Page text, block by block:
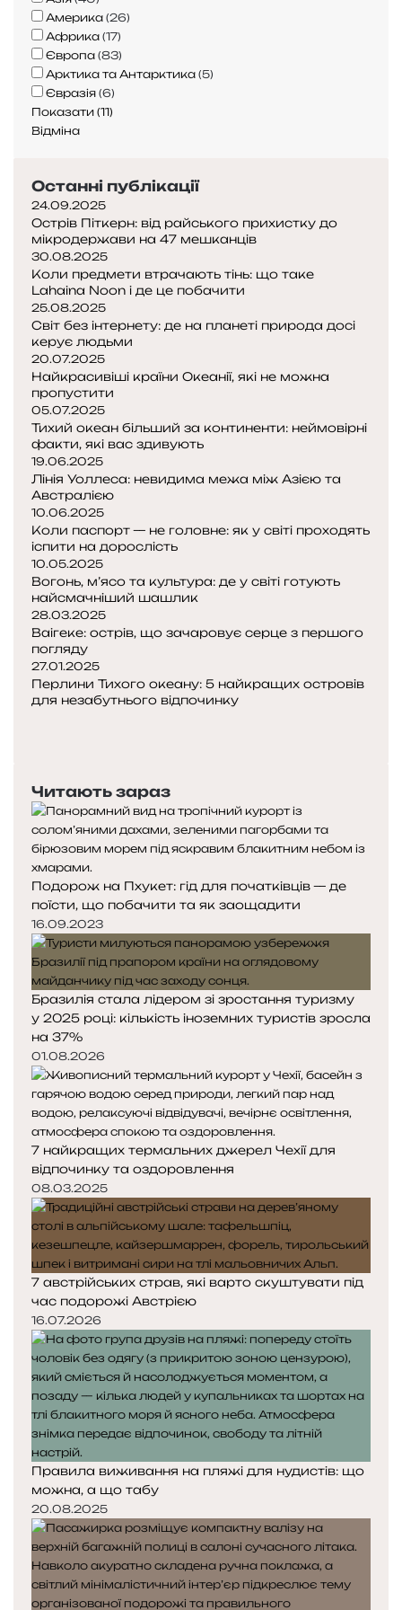
е
з
а
б
у
т
н
г
о
в
і
д
п
о
ч
и
н
к
у
р
о
д
и
А
в
с
а
л
і
ї
Америка (26)
Африка (17)
Європа (83)
Арктика та Антарктика (5)
Євразія (6)
Показати (11)
Відміна
Останні публікації
24.09.2025
Острів Піткерн: від райського прихистку до
мікродержави на 47 мешканців
30.08.2025
Коли предмети втрачають тінь: що таке
Lahaina Noon і де це побачити
25.08.2025
Світ без інтернету: де на планеті природа досі
керує людьми
20.07.2025
Найкрасивіші країни Океанії, які не можна
пропустити
05.07.2025
Тихий океан більший за континенти: неймовірні
факти, які вас здивують
19.06.2025
Лінія Уоллеса: невидима межа між Азією та
Австралією
10.06.2025
Коли паспорт — не головне: як у світі проходять
іспити на дорослість
10.05.2025
Вогонь, м’ясо та культура: де у світі готують
найсмачніший шашлик
28.03.2025
Ваігеке: острів, що зачаровує серце з першого
погляду
27.01.2025
Перлини Тихого океану: 5 найкращих островів
для незабутнього відпочинку
р
е
д
н
я
с
т
о
р
і
н
к
а
т
у
п
н
а
с
т
о
р
і
н
к
а
Читають зараз
Подорож на Пхукет: гід для початківців — де
поїсти, що побачити та як заощадити
16.09.2023
Бразилія стала лідером зі зростання туризму
у 2025 році: кількість іноземних туристів зросла
на 37%
01.08.2026
7 найкращих термальних джерел Чехії для
відпочинку та оздоровлення
08.03.2025
7 австрійських страв, які варто скуштувати під
час подорожі Австрією
16.07.2026
Правила виживання на пляжі для нудистів: що
можна, а що табу
20.08.2025